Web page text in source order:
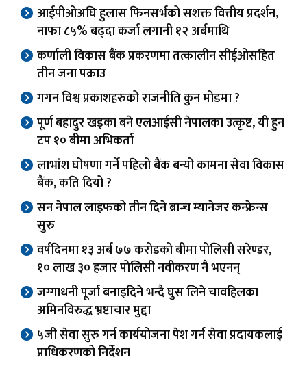
आईपीओअघि हुलास फिनसर्भको सशक्त वित्तीय प्रदर्शन,
नाफा ८५% बढ्दा कर्जा लगानी १२ अर्बमाथि
कर्णाली विकास बैंक प्रकरणमा तत्कालीन सीईओसहित
तीन जना पक्राउ
गगन विश्व प्रकाशहरुको राजनीति कुन मोडमा ?
पूर्ण बहादुर खड्का बने एलआईसी नेपालका उत्कृष्ट, यी हुन
टप १० बीमा अभिकर्ता
लाभांश घोषणा गर्ने पहिलो बैंक बन्यो कामना सेवा विकास
बैंक, कति दियो ?
सन नेपाल लाइफको तीन दिने ब्रान्च म्यानेजर कन्फ्रेन्स
सुरु
वर्षदिनमा १३ अर्ब ७७ करोडको बीमा पोलिसी सरेण्डर,
१० लाख ३० हजार पोलिसी नवीकरण नै भएनन्
जग्गाधनी पूर्जा बनाइदिने भन्दै घुस लिने चावहिलका
अमिनविरुद्ध भ्रष्टाचार मुद्दा
५जी सेवा सुरु गर्न कार्ययोजना पेश गर्न सेवा प्रदायकलाई
प्राधिकरणको निर्देशन